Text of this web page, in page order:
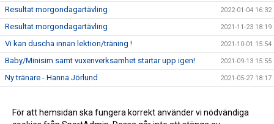
Resultat morgondagartävling 2022-01-04 16:32
Resultat morgondagartävling 2021-11-23 18:19
Vi kan duscha innan lektion/träning ! 2021-10-01 15:54
Baby/Minisim samt vuxenverksamhet startar upp igen! 2021-09-13 15:55
Ny tränare - Hanna Jörlund 2021-05-27 18:17
Verksamhetsberättelse för 2020 2021-03-23 18:11
För att hemsidan ska fungera korrekt använder vi nödvändiga